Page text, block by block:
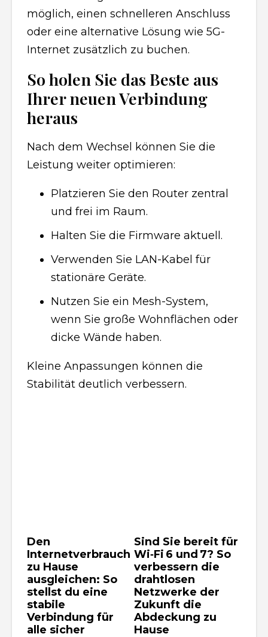
möglich, einen schnelleren Anschluss
oder eine alternative Lösung wie 5G-
Internet zusätzlich zu buchen.
So holen Sie das Beste aus
Ihrer neuen Verbindung
heraus
Nach dem Wechsel können Sie die
Leistung weiter optimieren:
Platzieren Sie den Router zentral
und frei im Raum.
Halten Sie die Firmware aktuell.
Verwenden Sie LAN-Kabel für
stationäre Geräte.
Nutzen Sie ein Mesh-System,
wenn Sie große Wohnflächen oder
dicke Wände haben.
Kleine Anpassungen können die
Stabilität deutlich verbessern.
Den
Internetverbrauch
zu Hause
ausgleichen: So
stellst du eine
stabile
Verbindung für
alle sicher
Sind Sie bereit für
Wi‑Fi 6 und 7? So
verbessern die
drahtlosen
Netzwerke der
Zukunft die
Abdeckung zu
Hause